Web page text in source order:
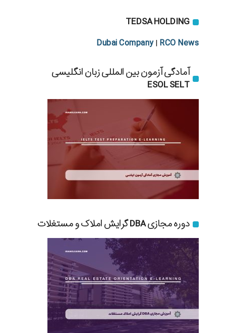
TEDSA HOLDING
Dubai Company| RCO News
آمادگی آزمون بین المللی زبان انگلیسی
ESOL SELT
دوره مجازی DBA گرایش املاک و مستغلات